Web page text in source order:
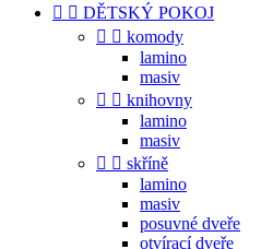
  DĚTSKÝ POKOJ
  komody
lamino
masiv
  knihovny
lamino
masiv
  skříně
lamino
masiv
posuvné dveře
otvírací dveře